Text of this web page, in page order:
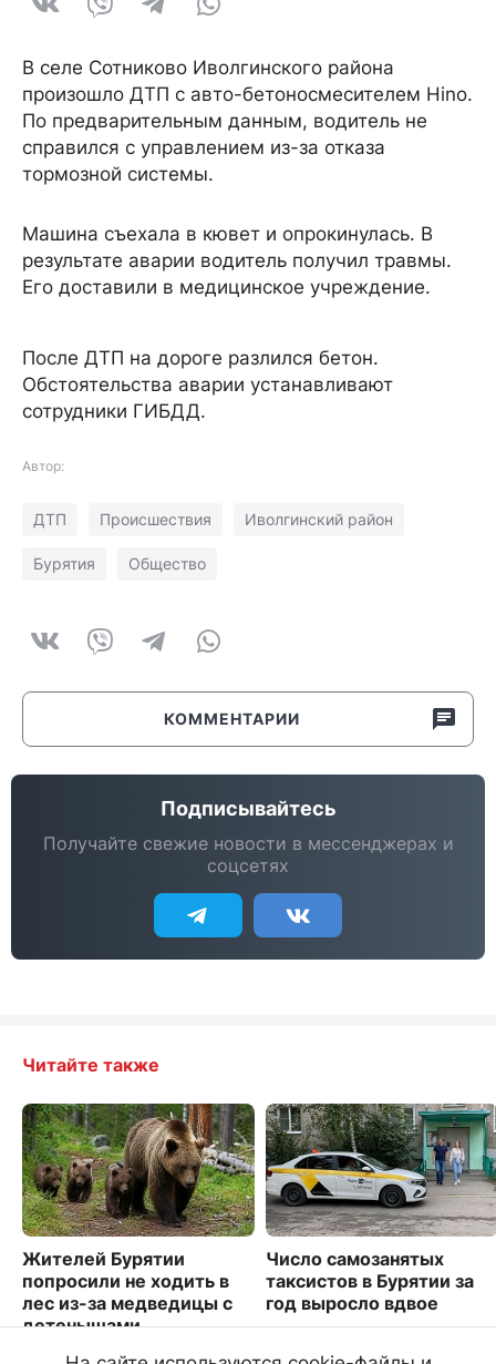
В селе Сотниково Иволгинского района
произошло ДТП с авто-бетоносмесителем Hino.
По предварительным данным, водитель не
справился с управлением из-за отказа
тормозной системы.
Машина съехала в кювет и опрокинулась. В
результате аварии водитель получил травмы.
Его доставили в медицинское учреждение.
После ДТП на дороге разлился бетон.
Обстоятельства аварии устанавливают
сотрудники ГИБДД.
Автор:
ДТП Происшествия Иволгинский район
Бурятия Общество
КОММЕНТАРИИ
Подписывайтесь
Получайте свежие новости в мессенджерах и
соцсетях
Читайте также
Жителей Бурятии
попросили не ходить в
лес из-за медведицы с
детенышами
5513
Число самозанятых
таксистов в Бурятии за
год выросло вдвое